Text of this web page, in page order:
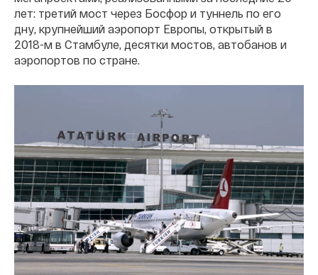
лет: третий мост через Босфор и туннель по его
дну, крупнейший аэропорт Европы, открытый в
2018-м в Стамбуле, десятки мостов, автобанов и
аэропортов по стране.